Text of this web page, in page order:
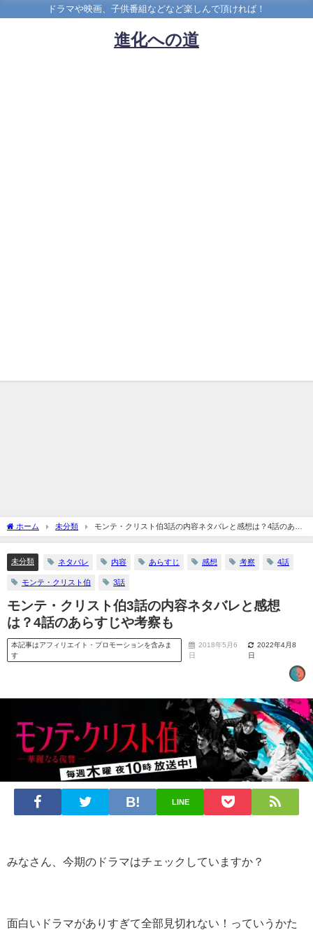
ドラマや映画、子供番組などなど楽しんで頂ければ！
進化への道
ホーム 未分類
モンテ・クリスト伯3話の内容ネタバレと感想は？4話のあら
すじや考察も
未分類 ネタバレ 内容 あらすじ 感想 考察 4話
モンテ・クリスト伯 3話
モンテ・クリスト伯3話の内容ネタバレと感想
は？4話のあらすじや考察も
本記事はアフィリエイト・プロモーションを含みま
す
2018年5月6
日
2022年4月8
日
LINE
みなさん、今期のドラマはチェックしていますか？
面白いドラマがありすぎて全部見切れない！っていうかた